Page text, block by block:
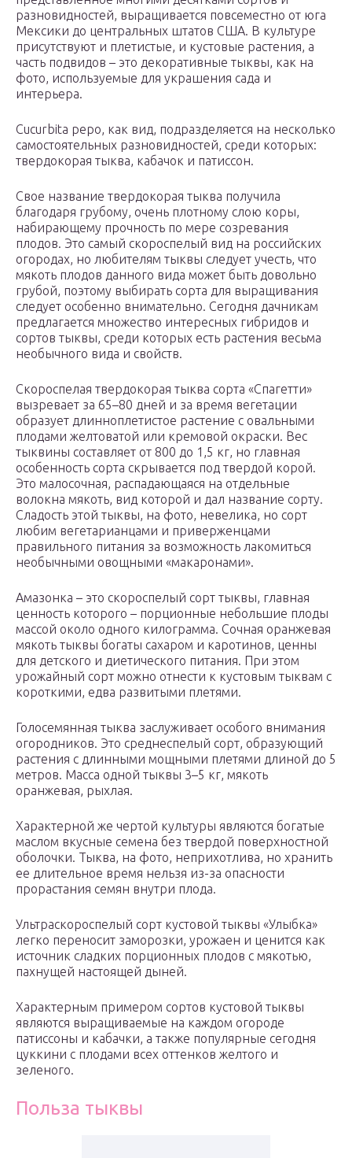
разновидностей, выращивается повсеместно от юга
Мексики до центральных штатов США. В культуре
присутствуют и плетистые, и кустовые растения, а
часть подвидов – это декоративные тыквы, как на
фото, используемые для украшения сада и
интерьера.
Cucurbita pepo, как вид, подразделяется на несколько
самостоятельных разновидностей, среди которых:
твердокорая тыква, кабачок и патиссон.
Свое название твердокорая тыква получила
благодаря грубому, очень плотному слою коры,
набирающему прочность по мере созревания
плодов. Это самый скороспелый вид на российских
огородах, но любителям тыквы следует учесть, что
мякоть плодов данного вида может быть довольно
грубой, поэтому выбирать сорта для выращивания
следует особенно внимательно. Сегодня дачникам
предлагается множество интересных гибридов и
сортов тыквы, среди которых есть растения весьма
необычного вида и свойств.
Скороспелая твердокорая тыква сорта «Спагетти»
вызревает за 65–80 дней и за время вегетации
образует длинноплетистое растение с овальными
плодами желтоватой или кремовой окраски. Вес
тыквины составляет от 800 до 1,5 кг, но главная
особенность сорта скрывается под твердой корой.
Это малосочная, распадающаяся на отдельные
волокна мякоть, вид которой и дал название сорту.
Сладость этой тыквы, на фото, невелика, но сорт
любим вегетарианцами и приверженцами
правильного питания за возможность лакомиться
необычными овощными «макаронами».
Амазонка – это скороспелый сорт тыквы, главная
ценность которого – порционные небольшие плоды
массой около одного килограмма. Сочная оранжевая
мякоть тыквы богаты сахаром и каротинов, ценны
для детского и диетического питания. При этом
урожайный сорт можно отнести к кустовым тыквам с
короткими, едва развитыми плетями.
Голосемянная тыква заслуживает особого внимания
огородников. Это среднеспелый сорт, образующий
растения с длинными мощными плетями длиной до 5
метров. Масса одной тыквы 3–5 кг, мякоть
оранжевая, рыхлая.
Характерной же чертой культуры являются богатые
маслом вкусные семена без твердой поверхностной
оболочки. Тыква, на фото, неприхотлива, но хранить
ее длительное время нельзя из-за опасности
прорастания семян внутри плода.
Ультраскороспелый сорт кустовой тыквы «Улыбка»
легко переносит заморозки, урожаен и ценится как
источник сладких порционных плодов с мякотью,
пахнущей настоящей дыней.
Характерным примером сортов кустовой тыквы
являются выращиваемые на каждом огороде
патиссоны и кабачки, а также популярные сегодня
цуккини с плодами всех оттенков желтого и
зеленого.
Польза тыквы